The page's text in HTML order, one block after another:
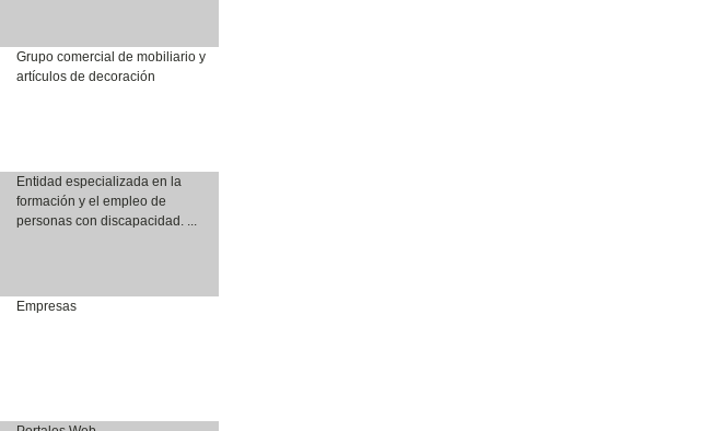
Grupo comercial de mobiliario y
artículos de decoración
Entidad especializada en la
formación y el empleo de
personas con discapacidad. ...
Empresas